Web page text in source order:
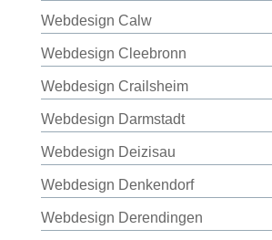
Webdesign Calw
Webdesign Cleebronn
Webdesign Crailsheim
Webdesign Darmstadt
Webdesign Deizisau
Webdesign Denkendorf
Webdesign Derendingen